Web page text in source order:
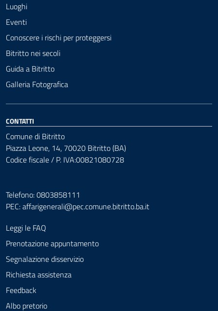
Luoghi
Eventi
Conoscere i rischi per proteggersi
Bitritto nei secoli
Guida a Bitritto
Galleria Fotografica
CONTATTI
Comune di Bitritto
Piazza Leone, 14, 70020 Bitritto (BA)
Codice fiscale / P. IVA:00821080728
Telefono: 0803858111
PEC:affarigenerali@pec.comune.bitritto.ba.it
Leggi le FAQ
Prenotazione appuntamento
Segnalazione disservizio
Richiesta assistenza
Feedback
Albo pretorio